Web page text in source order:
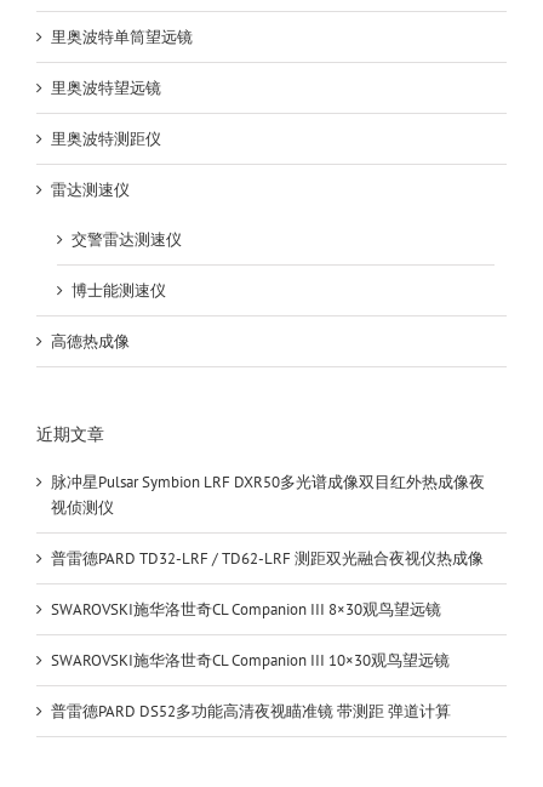
里奥波特单筒望远镜
里奥波特望远镜
里奥波特测距仪
雷达测速仪
交警雷达测速仪
博士能测速仪
高德热成像
近期文章
脉冲星Pulsar Symbion LRF DXR50多光谱成像双目红外热成像夜
视侦测仪
普雷德PARD TD32-LRF / TD62-LRF 测距双光融合夜视仪热成像
SWAROVSKI施华洛世奇CL Companion III 8×30观鸟望远镜
SWAROVSKI施华洛世奇CL Companion III 10×30观鸟望远镜
普雷德PARD DS52多功能高清夜视瞄准镜 带测距 弹道计算